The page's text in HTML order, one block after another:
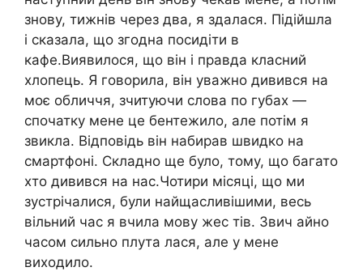
знову, тижнів через два, я здалася. Підійшла
і сказала, що згодна посидіти в
кафе.Виявилося, що він і правда класний
хлопець. Я говорила, він уважно дивився на
моє обличчя, зчитуючи слова по губах —
спочатку мене це бентежило, але потім я
звикла. Відповідь він набирав швидко на
смартфоні. Складно ще було, тому, що багато
хто дивився на нас.Чотири місяці, що ми
зустрічалися, були найщасливішими, весь
вільний час я вчила мову жес тів. Звич айно
часом сильно плута лася, але у мене
виходило.